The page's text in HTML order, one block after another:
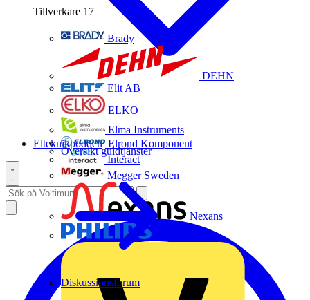
Tillverkare 17
Brady
DEHN
Elit AB
ELKO
Elma Instruments
Elrond Komponent
Interact
Megger Sweden
Nexans
Översikt guldtjänster
Diskussionsforum
Elteknikpodden